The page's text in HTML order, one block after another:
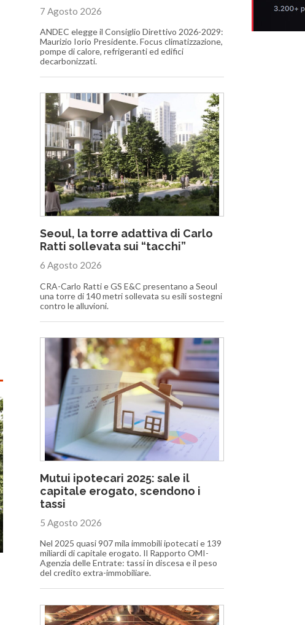
7 Agosto 2026
ANDEC elegge il Consiglio Direttivo 2026-2029:
Maurizio Iorio Presidente. Focus climatizzazione,
pompe di calore, refrigeranti ed edifici
decarbonizzati.
Seoul, la torre adattiva di Carlo
Ratti sollevata sui “tacchi”
6 Agosto 2026
CRA-Carlo Ratti e GS E&C presentano a Seoul
una torre di 140 metri sollevata su esili sostegni
contro le alluvioni.
Mutui ipotecari 2025: sale il
capitale erogato, scendono i
tassi
5 Agosto 2026
Nel 2025 quasi 907 mila immobili ipotecati e 139
miliardi di capitale erogato. Il Rapporto OMI-
Agenzia delle Entrate: tassi in discesa e il peso
del credito extra-immobiliare.